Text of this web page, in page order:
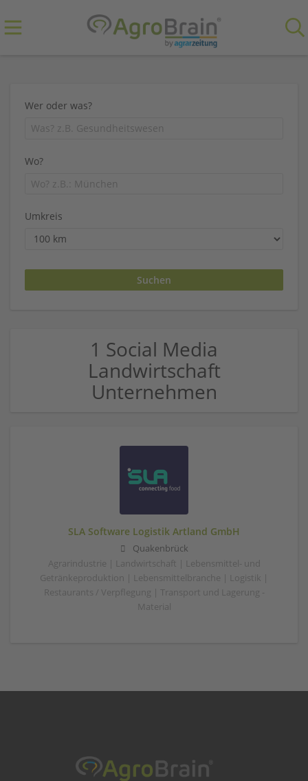
Wer oder was?
Wo?
Umkreis
1 Social Media
Landwirtschaft
Unternehmen
SLA Software Logistik Artland GmbH
Quakenbrück
Agrarindustrie | Landwirtschaft | Lebensmittel- und
Getränkeproduktion | Lebensmittelbranche | Logistik |
Restaurants / Verpflegung | Transport und Lagerung -
Material